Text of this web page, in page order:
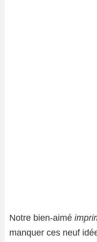
Notre bien-aimé
manquer ces neuf